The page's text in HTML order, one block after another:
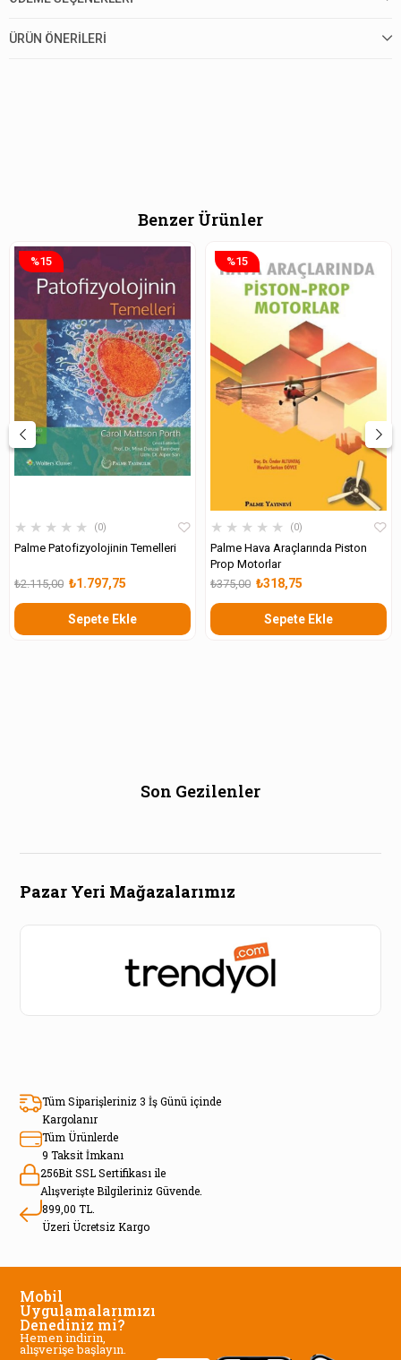
ÜRÜN ÖNERILERI
Benzer Ürünler
★ ★ ★ ★ ★ 0
Palme Patofizyolojinin Temelleri
₺1.797,75
₺2.115,00
Sepete Ekle
%15
★ ★ ★ ★ ★ 0
Palme Hava Araçlarında Piston
Prop Motorlar
₺318,75
₺375,00
Sepete Ekle
%15
Son Gezilenler
Pazar Yeri Mağazalarımız
Tüm Siparişleriniz 3 İş Günü içinde
Kargolanır
Tüm Ürünlerde
9 Taksit İmkanı
256Bit SSL Sertifikası ile
Alışverişte Bilgileriniz Güvende.
899,00 TL.
Üzeri Ücretsiz Kargo
Mobil
Uygulamalarımızı
Denediniz mi?
Hemen indirin,
alışverişe başlayın.